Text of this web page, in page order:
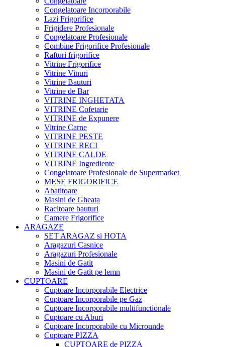
Congelatoare Incorporabile
Lazi Frigorifice
Frigidere Profesionale
Congelatoare Profesionale
Combine Frigorifice Profesionale
Rafturi frigorifice
Vitrine Frigorifice
Vitrine Vinuri
Vitrine Bauturi
Vitrine de Bar
VITRINE INGHETATA
VITRINE Cofetarie
VITRINE de Expunere
Vitrine Carne
VITRINE PESTE
VITRINE RECI
VITRINE CALDE
VITRINE Ingrediente
Congelatoare Profesionale de Supermarket
MESE FRIGORIFICE
Abatitoare
Masini de Gheata
Racitoare bauturi
Camere Frigorifice
ARAGAZE
SET ARAGAZ si HOTA
Aragazuri Casnice
Aragazuri Profesionale
Masini de Gatit
Masini de Gatit pe lemn
CUPTOARE
Cuptoare Incorporabile Electrice
Cuptoare Incorporabile pe Gaz
Cuptoare Incorporabile multifunctionale
Cuptoare cu Aburi
Cuptoare Incorporabile cu Microunde
Cuptoare PIZZA
CUPTOARE de PIZZA